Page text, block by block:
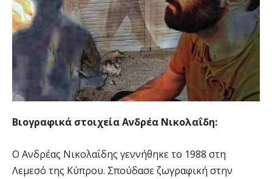
Βιογραφικά στοιχείαΑνδρέα Νικολαΐδη:
Ο Ανδρέας Νικολαΐδης γεννήθηκε το 1988 στη
Λεμεσό της Κύπρου. Σπούδασε ζωγραφική στην